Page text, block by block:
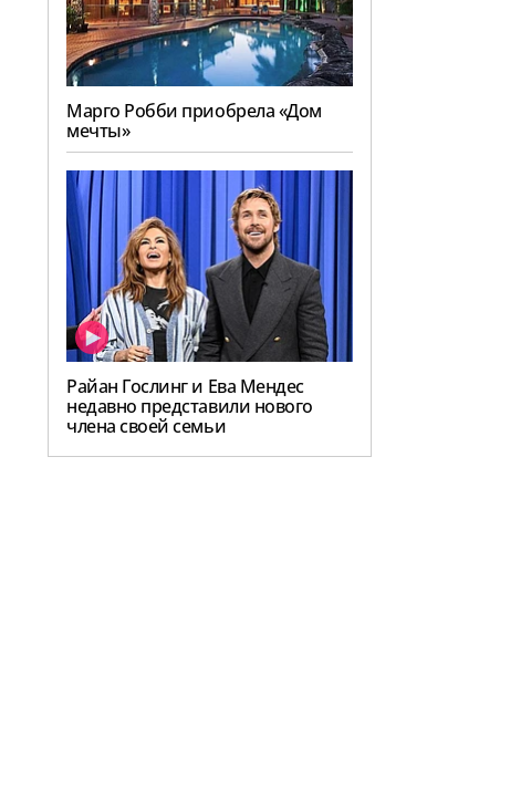
Марго Робби приобрела «Дом
мечты»
Райан Гослинг и Ева Мендес
недавно представили нового
члена своей семьи